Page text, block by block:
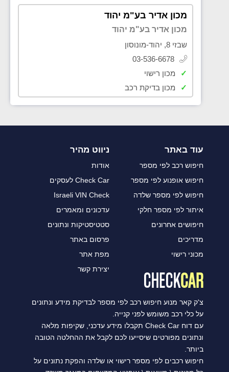
מכון אדיר בע"מ יהוד
מכון אדיר בע"מ יהוד
שבזי 8, יהוד-מונוסון
03-536-6678
✓
מכון רישוי
✓
מכון בדיקת רכב
עוד באתר
חיפוש רכב לפי מספר
חיפוש אופנוע לפי מספר
חיפוש לפי מספר שלדה
איתור לפי מספר חלקי
חיפושים אחרונים
מדריכים
מכוני רישוי
ניווט מהיר
אודות
Check Car לעסקים
Israeli VIN Check
עדכונים ומאמרים
סטטיסטיקות ונתונים
פרסום באתר
מפת אתר
יצירת קשר
צ'ק קאר מנוע חיפוש רכב לפי מספר לבדיקת מידע ונתונים
על כלי רכב משומש לפני קנייה.
עם דוח Check Car תקבלו מידע עדכני, שקיפות מלאה
ונתונים מפורטים שיסייעו לכם לקבל את ההחלטה הטובה
ביותר.
חיפוש רכבים לפי מספר רישוי או שלדה והפקת נתונים על